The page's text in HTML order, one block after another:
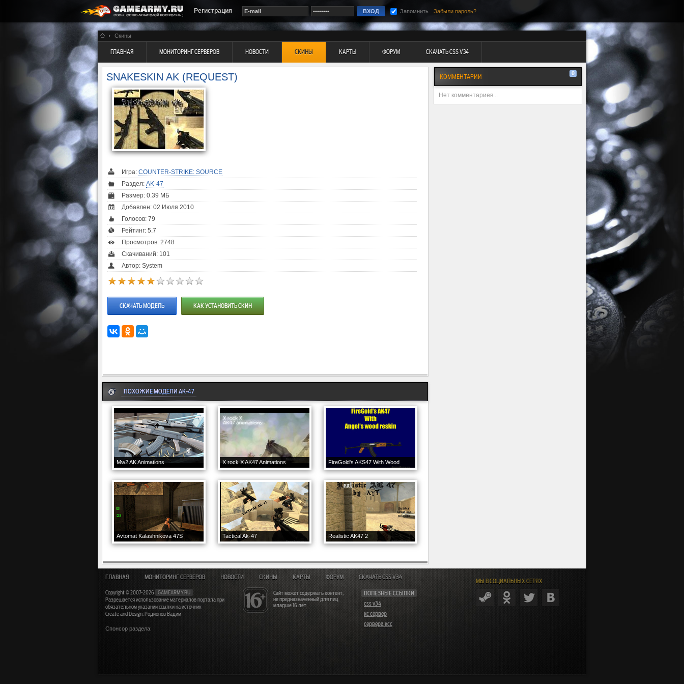
Регистрация Запомнить Забыли пароль?
Скины
ГЛАВНАЯ МОНИТОРИНГ СЕРВЕРОВ НОВОСТИ СКИНЫ КАРТЫ ФОРУМ СКАЧАТЬ CSS V34
SNAKESKIN AK (REQUEST)
Игра: COUNTER-STRIKE: SOURCE
Раздел: AK-47
Размер: 0.39 МБ
Добавлен: 02 Июля 2010
Голосов: 79
Рейтинг: 5.7
Просмотров: 2748
Скачиваний: 101
Автор: System
СКАЧАТЬ МОДЕЛЬ КАК УСТАНОВИТЬ СКИН
ПОХОЖИЕ МОДЕЛИ AK-47
Mw2 AK Animations X rock X AK47 Animations FireGold's AKS47 With Wood
Avtomat Kalashnikova 47S Tactical Ak-47 Realistic AK47 2
КОММЕНТАРИИ 0
Нет комментариев...
МЫ В СОЦИАЛЬНЫХ СЕТЯХ
Сайт может содержать контент,
не предназначенный для лиц
младше 16 лет
ПОЛЕЗНЫЕ ССЫЛКИ
css v34
кс сервер
сервера ксс
ГЛАВНАЯ МОНИТОРИНГ СЕРВЕРОВ НОВОСТИ СКИНЫ КАРТЫ ФОРУМ СКАЧАТЬ CSS V34
Copyright © 2007-2026
GAMEARMY.RU
Разрешается использование материалов портала при
обязательном указании ссылки на источник
Create and Design: Родионов Вадим
Спонсор раздела: